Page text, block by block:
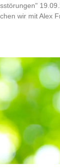
wir mit Alex